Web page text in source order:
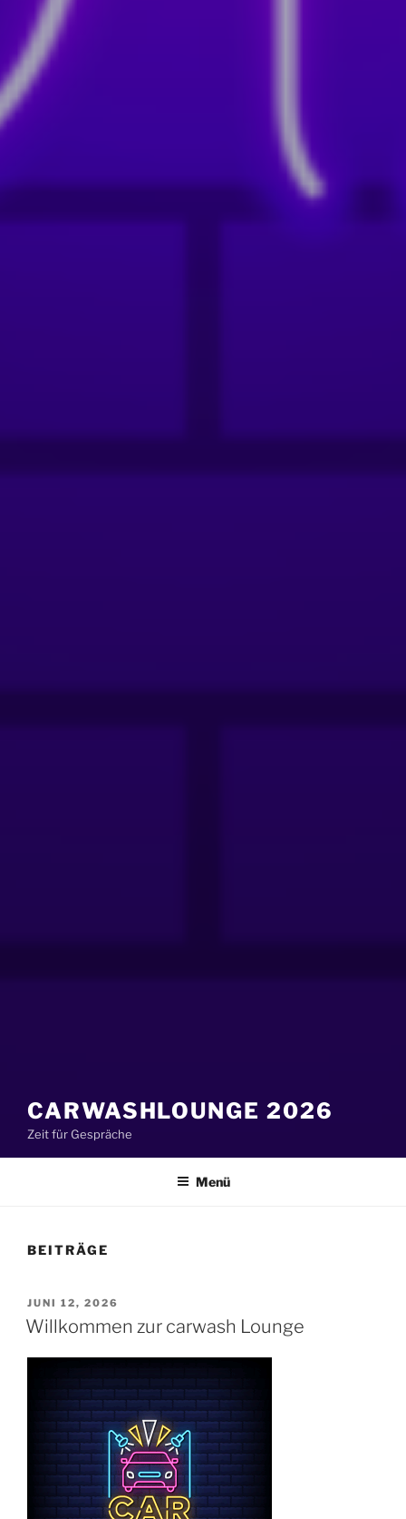
CARWASHLOUNGE 2026
Zeit für Gespräche
Menü
BEITRÄGE
VERÖFFENTLICHT
AM
JUNI 12, 2026
Willkommen zur carwash Lounge